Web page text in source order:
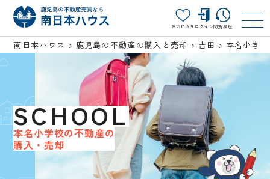
お気に入り ログイン閲覧履歴
南日本ハウス 鹿児島の不動産の購入と売却 吉田 本名小学校
SCHOOL
本名小学校の不動産の
購入・売却